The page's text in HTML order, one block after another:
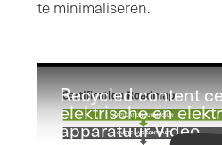
te minimaliseren.
Recycled content
elektrische en
apparatuur Video